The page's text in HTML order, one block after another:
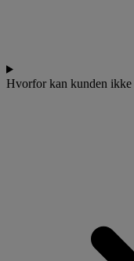
Hvorfor kan kunden